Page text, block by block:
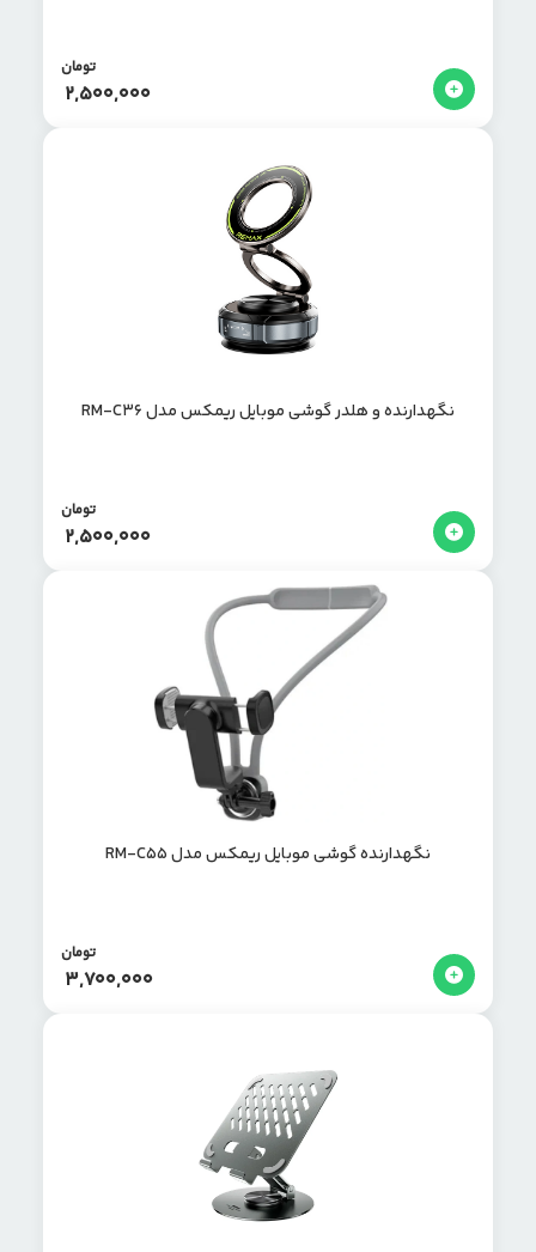
2,500,000
تومان
نگهدارنده و هلدر گوشی موبایل ریمکس مدل RM-C36
2,500,000
تومان
نگهدارنده گوشی موبایل ریمکس مدل RM-C55
3,700,000
تومان